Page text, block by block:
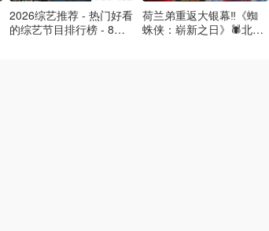
2026综艺推荐 - 热门好看
的综艺节目排行榜 - 8月
荷兰弟重返大银幕‼️《蜘
蛛侠：崭新之日》🕷️北美